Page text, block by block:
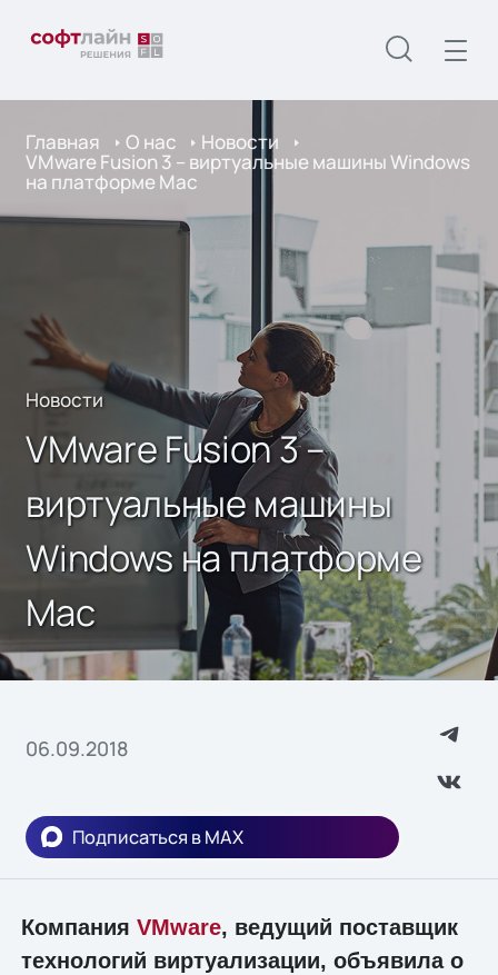
Главная О нас Новости
VMware Fusion 3 – виртуальные машины Windows
на платформе Mac
Новости
VMware Fusion 3 –
виртуальные машины
Windows на платформе
Mac
06.09.2018
Подписаться в MAX
Компания VMware, ведущий поставщик
технологий виртуализации, объявила о